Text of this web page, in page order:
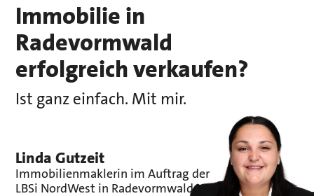
Immobilie in
Radevormwald
erfolgreich verkaufen?
Ist ganz einfach. Mit mir.
Linda Gutzeit
Immobilienmaklerin im Auftrag der
LBSi NordWest in Radevormwald